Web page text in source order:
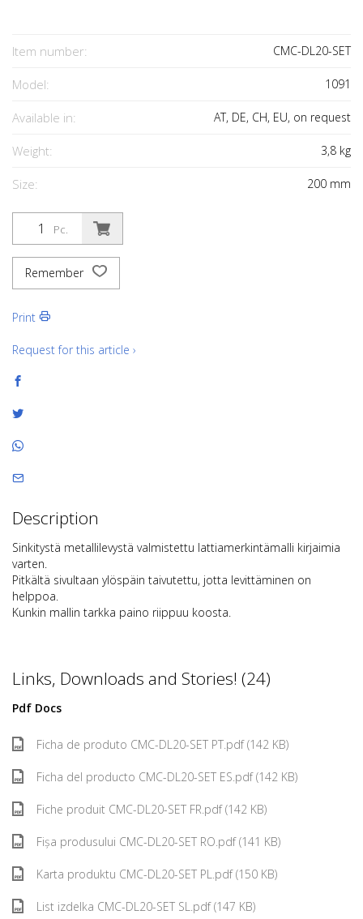
Item number: CMC-DL20-SET
Model: 1091
Available in: AT, DE, CH, EU, on request
Weight: 3,8 kg
Size: 200 mm
Pc.
Remember
Print
Request for this article ›
Description
Sinkitystä metallilevystä valmistettu lattiamerkintämalli kirjaimia
varten.
Pitkältä sivultaan ylöspäin taivutettu, jotta levittäminen on
helppoa.
Kunkin mallin tarkka paino riippuu koosta.
Links, Downloads and Stories! (24)
Pdf Docs
Ficha de produto CMC-DL20-SET PT.pdf (142 KB)
Ficha del producto CMC-DL20-SET ES.pdf (142 KB)
Fiche produit CMC-DL20-SET FR.pdf (142 KB)
Fișa produsului CMC-DL20-SET RO.pdf (141 KB)
Karta produktu CMC-DL20-SET PL.pdf (150 KB)
List izdelka CMC-DL20-SET SL.pdf (147 KB)